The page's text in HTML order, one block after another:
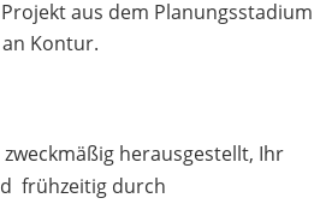
aus dem
Kontur.
herausgestellt, Ihr
frühzeitig durch